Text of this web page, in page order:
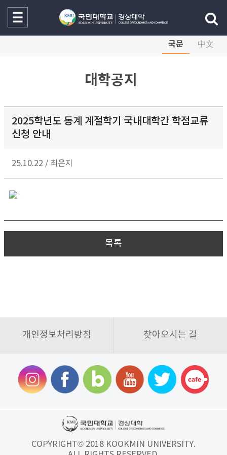
국문 中文
대학공지
2025학년도 동계 계절학기 국내대학간 학점교류
신청 안내
25.10.22 / 최은지
목록
개인정보처리방침 찾아오시는 길
COPYRIGHT© 2018 KOOKMIN UNIVERSITY.